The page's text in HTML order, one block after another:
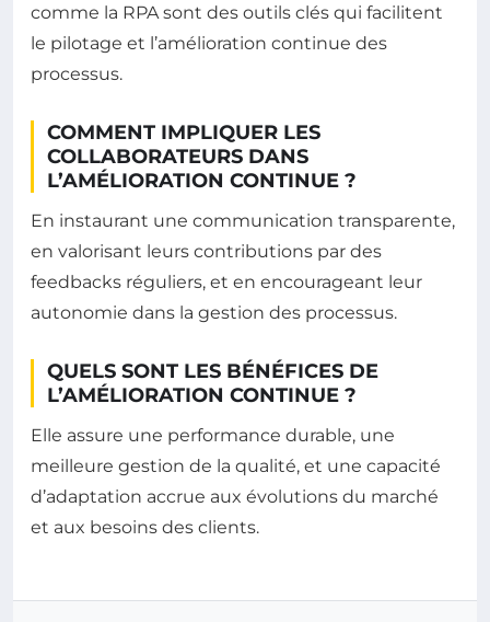
comme la RPA sont des outils clés qui facilitent
le pilotage et l’amélioration continue des
processus.
COMMENT IMPLIQUER LES
COLLABORATEURS DANS
L’AMÉLIORATION CONTINUE ?
En instaurant une communication transparente,
en valorisant leurs contributions par des
feedbacks réguliers, et en encourageant leur
autonomie dans la gestion des processus.
QUELS SONT LES BÉNÉFICES DE
L’AMÉLIORATION CONTINUE ?
Elle assure une performance durable, une
meilleure gestion de la qualité, et une capacité
d’adaptation accrue aux évolutions du marché
et aux besoins des clients.